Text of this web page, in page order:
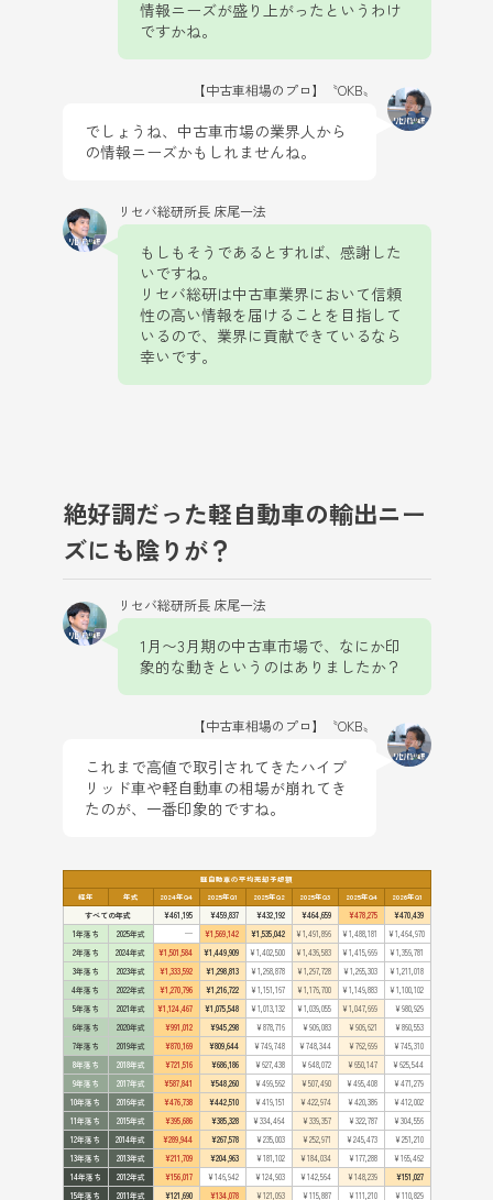
情報ニーズが盛り上がったというわけ
ですかね。
【中古車相場のプロ】〝OKB〟
でしょうね、中古車市場の業界人から
の情報ニーズかもしれませんね。
リセバ総研所長 床尾一法
もしもそうであるとすれば、感謝した
いですね。
リセバ総研は中古車業界において信頼
性の高い情報を届けることを目指して
いるので、業界に貢献できているなら
幸いです。
絶好調だった軽自動車の輸出ニー
ズにも陰りが？
リセバ総研所長 床尾一法
1月〜3月期の中古車市場で、なにか印
象的な動きというのはありましたか？
【中古車相場のプロ】〝OKB〟
これまで高値で取引されてきたハイブ
リッド車や軽自動車の相場が崩れてき
たのが、一番印象的ですね。
軽自動車の平均売却予想額
経年
年式 2024年Q4 2025年Q1 2025年Q2 2025年Q3 2025年Q4
2026年Q1
すべての年式
¥461,195 ¥459,837 ¥432,192 ¥464,659 ¥478,275
¥470,439
1年落ち
2025年式 — ¥1,569,142 ¥1,535,042 ¥1,491,896 ¥1,488,181
¥1,464,970
2年落ち
2024年式 ¥1,501,584 ¥1,449,909 ¥1,402,500 ¥1,436,583 ¥1,415,669
¥1,359,781
3年落ち
2023年式 ¥1,333,592 ¥1,298,813 ¥1,268,878 ¥1,297,728 ¥1,265,303
¥1,211,018
4年落ち
2022年式 ¥1,270,796 ¥1,216,722 ¥1,151,167 ¥1,176,700 ¥1,149,883
¥1,100,102
5年落ち
2021年式 ¥1,124,467 ¥1,075,548 ¥1,013,132 ¥1,039,055 ¥1,047,669
¥980,929
6年落ち
2020年式 ¥991,012 ¥945,298 ¥878,716 ¥906,083 ¥906,621
¥860,553
7年落ち
2019年式 ¥870,169 ¥809,644 ¥749,748 ¥748,344 ¥762,699
¥745,310
8年落ち
2018年式 ¥721,516 ¥686,186 ¥627,438 ¥648,072 ¥650,147
¥625,544
9年落ち
2017年式 ¥587,841 ¥548,260 ¥499,562 ¥507,490 ¥495,408
¥471,279
10年落ち
2016年式 ¥476,738 ¥442,510 ¥419,151 ¥422,974 ¥420,386
¥412,002
11年落ち
2015年式 ¥395,686 ¥385,328 ¥334,464 ¥339,357 ¥322,787
¥304,556
12年落ち
2014年式 ¥289,944 ¥267,578 ¥235,003 ¥252,971 ¥245,473
¥251,210
13年落ち
2013年式 ¥211,709 ¥204,963 ¥181,102 ¥184,034 ¥177,288
¥165,462
14年落ち
2012年式 ¥156,017 ¥146,942 ¥124,903 ¥142,564 ¥148,239
¥151,027
15年落ち
2011年式 ¥121,690 ¥134,078 ¥121,093 ¥115,887 ¥111,210 ¥110,829